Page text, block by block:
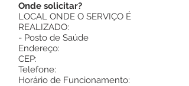
Onde solicitar?
LOCAL ONDE O SERVIÇO É
REALIZADO:
- Posto de Saúde
Endereço:
CEP:
Telefone:
Horário de Funcionamento: